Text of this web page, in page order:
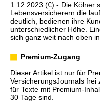
1.12.2023 (€) - Die Kölner
Lebensversicherern die
deutlich, bedienen ihre
unterschiedlicher Höhe.
sich ganz weit nach oben
Premium-Zugang
Dieser Artikel ist nur für
VersicherungsJournals frei
für Texte mit Premium-
30 Tage sind.